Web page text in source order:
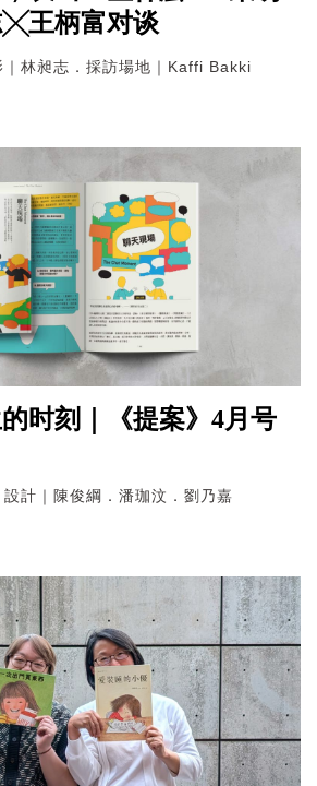
王柄富对谈
｜林昶志．採訪場地｜Kaffi Bakki
时刻｜《提案》4月号
計｜陳俊綱．潘珈汶．劉乃嘉